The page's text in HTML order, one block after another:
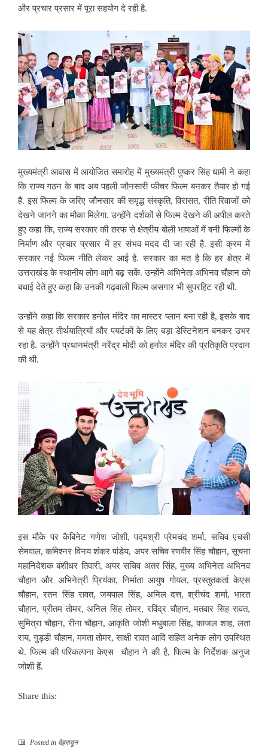
और प्रचार प्रसार में पूरा सहयोग दे रही है.
मुख्यमंत्री आवास में आयोजित समारोह में मुख्यमंत्री पुष्कर सिंह धामी ने कहा
कि राज्य गठन के बाद अब पहली जौनसारी फीचर फिल्म बनकर तैयार हो गई
है. इस फिल्म के जरिए जौनसार की समृद्ध संस्कृति, विरासत, रीति रिवाजों को
देखने जानने का मौका मिलेगा. उन्होंने दर्शकों से फिल्म देखने की अपील करते
हुए कहा कि, राज्य सरकार की तरफ से क्षेत्रीय बोली भाषाओं में बनी फिल्मों के
निर्माण और प्रचार प्रसार में हर संभव मदद दी जा रही है. इसी क्रम में
सरकार नई फिल्म नीति लेकर आई है. सरकार का मत है कि हर क्षेत्र में
उत्तराखंड के स्थानीय लोग आगे बढ़ सकें. उन्होंने अभिनेता अभिनव चौहान को
बधाई देते हुए कहा कि उनकी गढ़वाली फिल्म असगार भी सुपरहिट रही थी.
उन्होंने कहा कि सरकार हनोल मंदिर का मास्टर प्लान बना रही है, इसके बाद
से यह क्षेत्र तीर्थयात्रियों और पयर्टकों के लिए बड़ा डेस्टिनेशन बनकर उभर
रहा है. उन्होंने प्रधानमंत्री नरेंद्र मोदी को हनोल मंदिर की प्रतिकृति प्रदान
की थी.
इस मौके पर कैबिनेट गणेश जोशी, पद्मश्री प्रेमचंद शर्मा, सचिव एचसी
सेमवाल, कमिश्नर विनय शंकर पांडेय, अपर सचिव रणवीर सिंह चौहान, सूचना
महानिदेशक बंशीधर तिवारी, अपर सचिव अतर सिंह, मुख्य अभिनेता अभिनव
चौहान और अभिनेत्री प्रियंका, निर्माता आयुष गोयल, प्रस्तुतकर्ता केएस
चौहान, रतन सिंह रावत, जयपाल सिंह, अनिल दत्त, श्रीचंद शर्मा, भारत
चौहान, प्रीतम तोमर, अनिल सिंह तोमर, रविंद्र चौहान, मतवार सिंह रावत,
सुमित्रा चौहान, रीना चौहान, आकृति जोशी मधुबाला सिंह, काजल शाह, लता
राय, गुड्डी चौहान, ममता तोमर, साक्षी रावत आदि सहित अनेक लोग उपस्थित
थे. फिल्म की परिकल्पना केएस चौहान ने की है, फिल्म के निर्देशक अनुज
जोशी हैं.
Share this:
Posted in देहरादून